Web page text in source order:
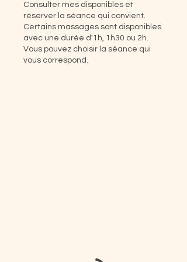
Consulter mes disponibles et
réserver la séance qui convient.
Certains massages sont disponibles
avec une durée d'1h, 1h30 ou 2h.
Vous pouvez choisir la séance qui
vous correspond.